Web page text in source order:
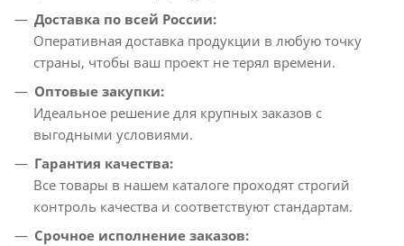
Доставка по всей России:
Оперативная доставка продукции в любую точку
страны, чтобы ваш проект не терял времени.
Оптовые закупки:
Идеальное решение для крупных заказов с
выгодными условиями.
Гарантия качества:
Все товары в нашем каталоге проходят строгий
контроль качества и соответствуют стандартам.
Срочное исполнение заказов: